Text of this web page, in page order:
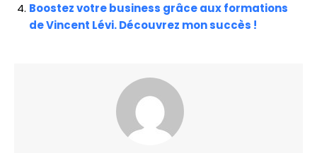
Boostez votre business grâce aux formations
de Vincent Lévi. Découvrez mon succès !